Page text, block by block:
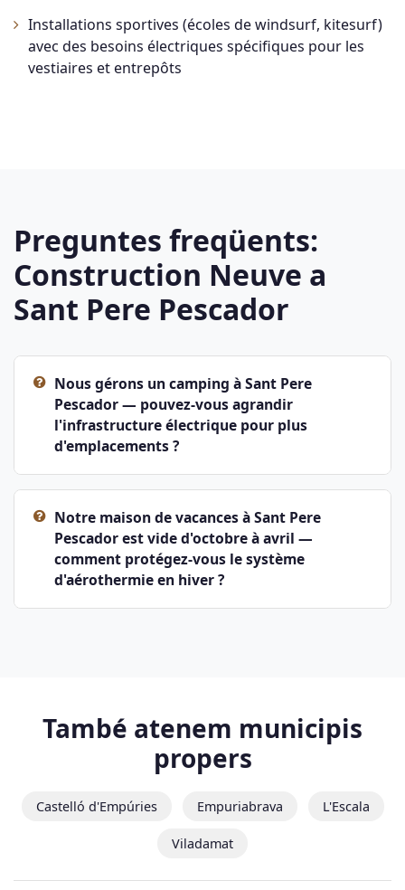
Installations sportives (écoles de windsurf, kitesurf)
avec des besoins électriques spécifiques pour les
vestiaires et entrepôts
Preguntes freqüents:
Construction Neuve a
Sant Pere Pescador
Nous gérons un camping à Sant Pere
Pescador — pouvez-vous agrandir
l'infrastructure électrique pour plus
d'emplacements ?
Notre maison de vacances à Sant Pere
Pescador est vide d'octobre à avril —
comment protégez-vous le système
d'aérothermie en hiver ?
També atenem municipis
propers
Castelló d'Empúries Empuriabrava L'Escala
Viladamat